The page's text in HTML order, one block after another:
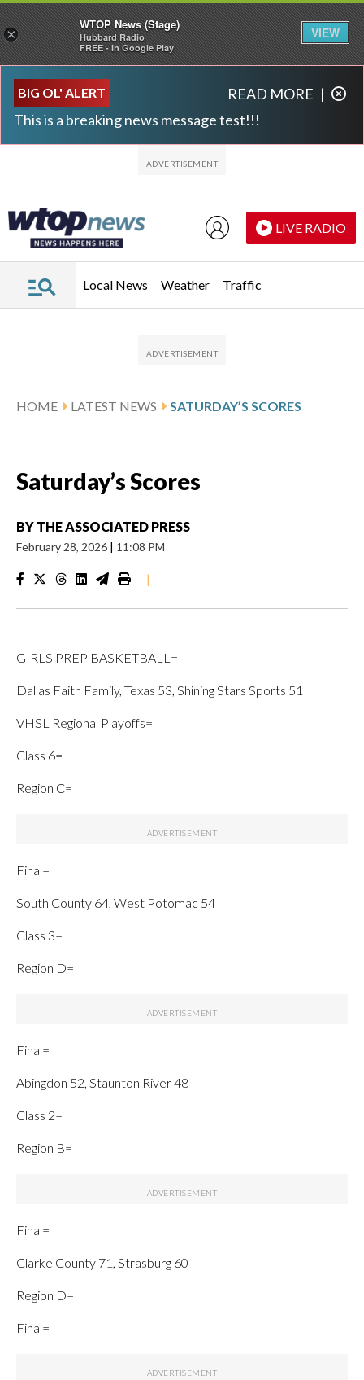
BIG OL' ALERT
This is a breaking news message test!!!
READ MORE |
LIVE RADIO
Local News Weather Traffic
HOME LATEST NEWS SATURDAY’S SCORES
Saturday’s Scores
BY THE ASSOCIATED PRESS
February 28, 2026 | 11:08 PM
|
GIRLS PREP BASKETBALL=
Dallas Faith Family, Texas 53, Shining Stars Sports 51
VHSL Regional Playoffs=
Class 6=
Region C=
Final=
South County 64, West Potomac 54
Class 3=
Region D=
Final=
Abingdon 52, Staunton River 48
Class 2=
Region B=
Final=
Clarke County 71, Strasburg 60
Region D=
Final=
×
WTOP News (Stage)
Hubbard Radio
FREE - In Google Play
VIEW